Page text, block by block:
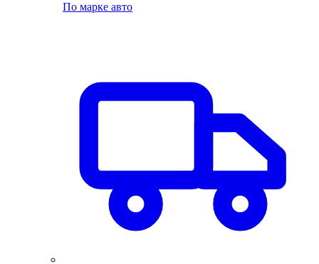
По марке авто